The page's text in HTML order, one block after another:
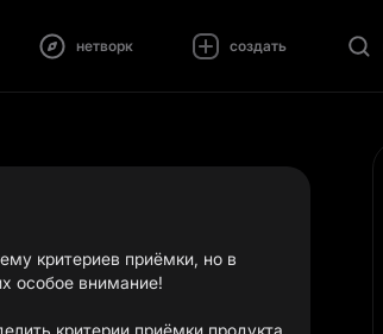
нетворк создать
критериев приёмки, но в
особое внимание!
критерии приёмки продукта,